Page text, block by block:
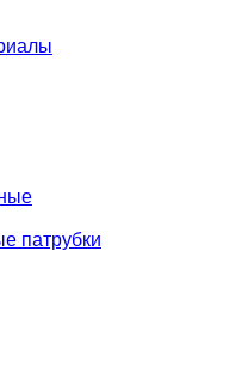
патрубки